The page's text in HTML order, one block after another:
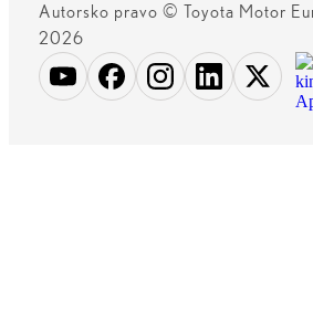
Autorsko pravo © Toyota Motor
2026